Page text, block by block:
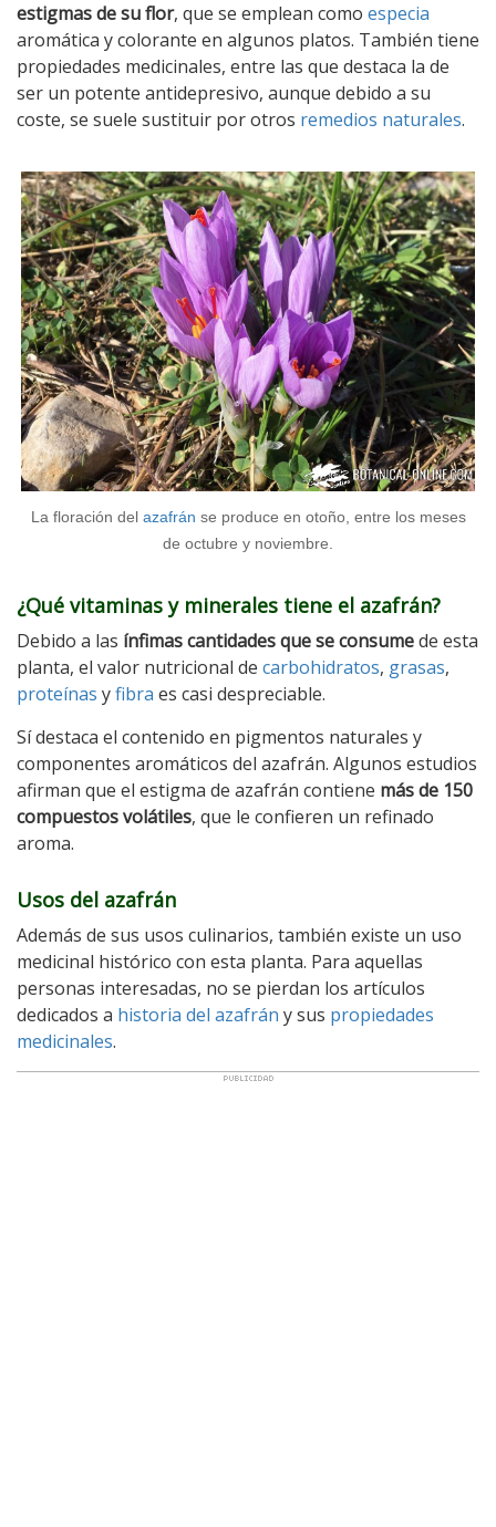
estigmas de su flor, que se emplean como especia
aromática y colorante en algunos platos. También tiene
propiedades medicinales, entre las que destaca la de
ser un potente antidepresivo, aunque debido a su
coste, se suele sustituir por otros remedios naturales.
La floración del azafrán se produce en otoño, entre los meses
de octubre y noviembre.
¿Qué vitaminas y minerales tiene el azafrán?
Debido a las ínfimas cantidades que se consumede esta
planta, el valor nutricional de carbohidratos, grasas,
proteínas yfibra es casi despreciable.
Sí destaca el contenido en pigmentos naturales y
componentes aromáticos del azafrán. Algunos estudios
afirman que el estigma de azafrán contiene más de 150
compuestos volátiles, que le confieren un refinado
aroma.
Usos del azafrán
Además de sus usos culinarios, también existe un uso
medicinal histórico con esta planta. Para aquellas
personas interesadas, no se pierdan los artículos
dedicados a historia del azafrán y sus propiedades
medicinales.